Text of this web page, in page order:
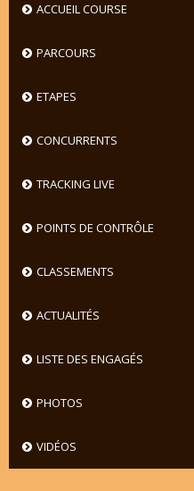
ACCUEIL COURSE
PARCOURS
ETAPES
CONCURRENTS
TRACKING LIVE
POINTS DE CONTRÔLE
CLASSEMENTS
ACTUALITÉS
LISTE DES ENGAGÉS
PHOTOS
VIDÉOS